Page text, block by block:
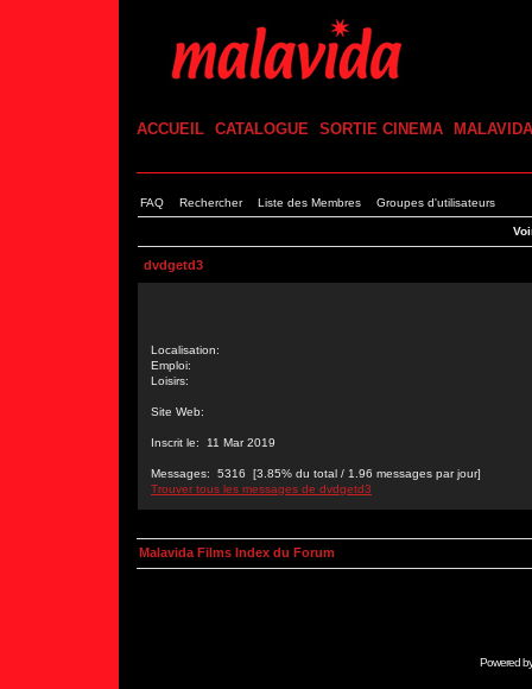
ACCUEIL CATALOGUE SORTIE CINEMA MALAVIDA
FAQ Rechercher Liste des Membres Groupes d'utilisateurs
dvdgetd3
Localisation:
Emploi:
Loisirs:
Site Web:
Inscrit le: 11 Mar 2019
Messages: 5316 [3.85% du total / 1.96 messages par jour]
Trouver tous les messages de dvdgetd3
Malavida Films Index du Forum
Powered